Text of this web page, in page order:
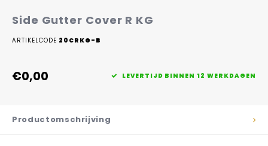
Betaalmethoden
Nederlands
Side Gutter Cover R KG
ARTIKELCODE 20CRKG-B
€0,00 LEVERTIJD BINNEN 12 WERKDAGEN
Productomschrijving